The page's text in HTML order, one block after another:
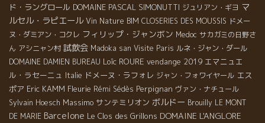
ド・ラングロール DOMAINE PASCAL SIMONUTTI ジュリアン・ギヨ マ
ルセル・ラピエール Vin Nature BIM CLOSERIES DES MOUSSIS ドメー
ヌ・ダミアン・コクレ フィリップ・ジャンボン Medoc サカガミの日野さ
ん アシニャン村 試飲会 Madoka san Visite Paris ルネ・ジャン・ダール
DOMAINE DAMIEN BUREAU Loïc ROURE vendange 2019 エマニュエ
ル・ラセーニュ Italie ドメーヌ・ラフォレ ジャン・フォワイヤール エス
ポア Eric KAMM Fleurie Rémi Sédès Perpignan ヴァン・ナチュール
Sylvain Hoesch Massimo サンテミリオン ボルドー Brouilly LE MONT
DE MARIE Barcelone Le Clos des Grillons DOMAINE L'ANGLORE